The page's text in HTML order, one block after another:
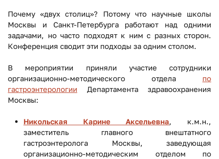
Почему «двух столиц»? Потому что научные школы
Москвы и Санкт-Петербурга работают над одними
задачами, но часто подходят к ним с разных сторон.
Конференция сводит эти подходы за одним столом.
В мероприятии приняли участие сотрудники
организационно-методического отдела по
гастроэнтерологии Департамента здравоохранения
Москвы:
Никольская Карине Аксельевна , к.м.н.,
заместитель главного внештатного
гастроэнтеролога Москвы, заведующая
организационно-методическим отделом по